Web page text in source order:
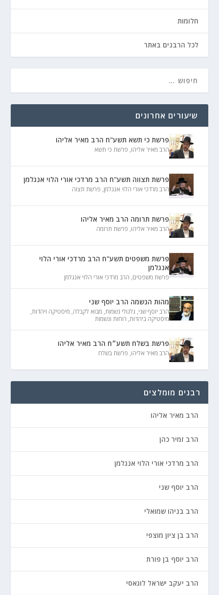
חלומות
לכל הרבנים באתר
שיעורים אחרונים
פרשת כי תשא תשע"ח הרב מאיר אליהו
הרב מאיר אליהו, פרשת כי תשא
פרשת תצווה תשע"ח הרב מרדכי אורי הלוי אנגלמן
הרב מרדכי אורי הלוי אנגלמן, פרשת תצוה
פרשת תרומה הרב מאיר אליהו
הרב מאיר אליהו, פרשת תרומה
פרשת משפטים תשע"ח הרב מרדכי אורי הלוי
אנגלמן
פרשת משפטים, הרב מרדכי אורי הלוי אנגלמן
מהות הנשמה הרב יוסף שני
הרב יוסף שני, גלגולי נשמות, מבוא לקבלה, מיסטיקה ויהדות,
מיסטיקה ביהדות, רוחות ונשמות
פרשת בשלח תשע״ח הרב מאיר אליהו
הרב מאיר אליהו, פרשת בשלח
רבנים מומלצים
הרב מאיר אליהו
הרב זמיר כהן
הרב מרדכי אורי הלוי אנגלמן
הרב יוסף שני
הרב בניהו שמואלי
הרב בן ציון מוצפי
הרב יוסף בן פורת
הרב יעקב ישראל לוגאסי